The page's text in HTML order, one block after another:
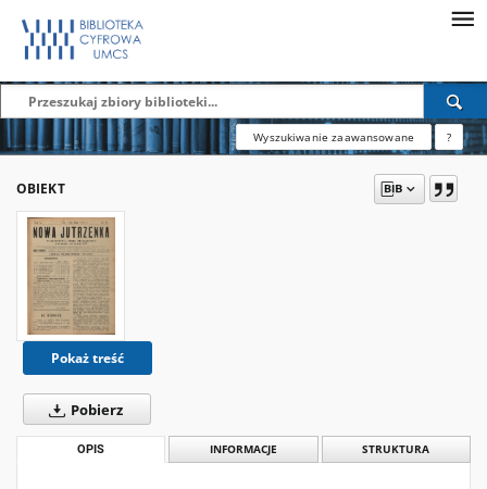
Wyszukiwanie zaawansowane ?
OBIEKT
Pokaż treść
Pobierz
OPIS INFORMACJE STRUKTURA